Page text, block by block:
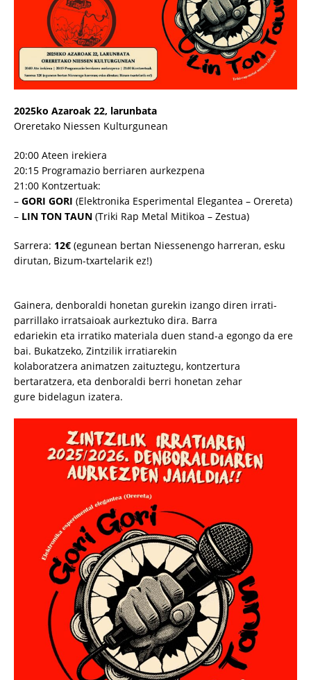
2025ko Azaroak 22, larunbata
Oreretako Niessen Kulturgunean
20:00 Ateen irekiera
20:15 Programazio berriaren aurkezpena
21:00 Kontzertuak:
– GORI GORI (Elektronika Esperimental Elegantea – Orereta)
– LIN TON TAUN (Triki Rap Metal Mitikoa – Zestua)
Sarrera: 12€ (egunean bertan Niessenengo harreran, esku
dirutan, Bizum-txartelarik ez!)
Gainera, denboraldi honetan gurekin izango diren irrati-
parrillako irratsaioak aurkeztuko dira. Barra
edariekin eta irratiko materiala duen stand-a egongo da ere
bai. Bukatzeko, Zintzilik irratiarekin
kolaboratzera animatzen zaituztegu, kontzertura
bertaratzera, eta denboraldi berri honetan zehar
gure bidelagun izatera.